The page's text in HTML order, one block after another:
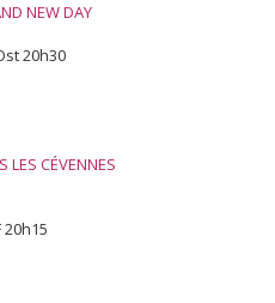
NEW DAY
20h30
LES CÉVENNES
20h15